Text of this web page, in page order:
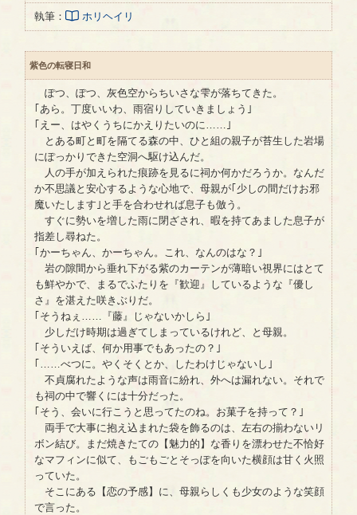
執筆： ホリヘイリ
紫色の転寝日和
ぽつ、ぽつ、灰色空からちいさな雫が落ちてきた。
｢あら。丁度いいわ、雨宿りしていきましょう｣
｢えー、はやくうちにかえりたいのに……｣
とある町と町を隔てる森の中、ひと組の親子が苔生した岩場
にぽっかりできた空洞へ駆け込んだ。
人の手が加えられた痕跡を見るに祠か何かだろうか。なんだ
か不思議と安心するような心地で、母親が｢少しの間だけお邪
魔いたします｣と手を合わせれば息子も倣う。
すぐに勢いを増した雨に閉ざされ、暇を持てあました息子が
指差し尋ねた。
｢かーちゃん、かーちゃん。これ、なんのはな？｣
岩の隙間から垂れ下がる紫のカーテンが薄暗い視界にはとて
も鮮やかで、まるでふたりを『歓迎』しているような『優し
さ』を湛えた咲きぶりだ。
｢そうねぇ……『藤』じゃないかしら｣
少しだけ時期は過ぎてしまっているけれど、と母親。
｢そういえば、何か用事でもあったの？｣
｢……べつに。やくそくとか、したわけじゃないし｣
不貞腐れたような声は雨音に紛れ、外へは漏れない。それで
も祠の中で響くには十分だった。
｢そう、会いに行こうと思ってたのね。お菓子を持って？｣
両手で大事に抱え込まれた袋を飾るのは、左右の揃わないリ
ボン結び。まだ焼きたての【魅力的】な香りを漂わせた不恰好
なマフィンに似て、もごもごとそっぽを向いた横顔は甘く火照
っていた。
そこにある【恋の予感】に、母親らしくも少女のような笑顔
で言った。